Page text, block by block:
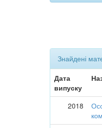
Знайдені
Дата
випуску
2018